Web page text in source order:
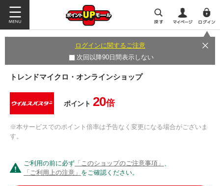
ログインに関するご注意
次回以降90日間表示しない
トレンドマイクロ・オンラインショップ
ポイント 20倍
※本サービスでのポイント倍率は予告なく変更になる場合がございま
す。
ご利用の前に必ず 「このショップのご注意事項」 、
「ご利用上の注意」 をご確認ください。